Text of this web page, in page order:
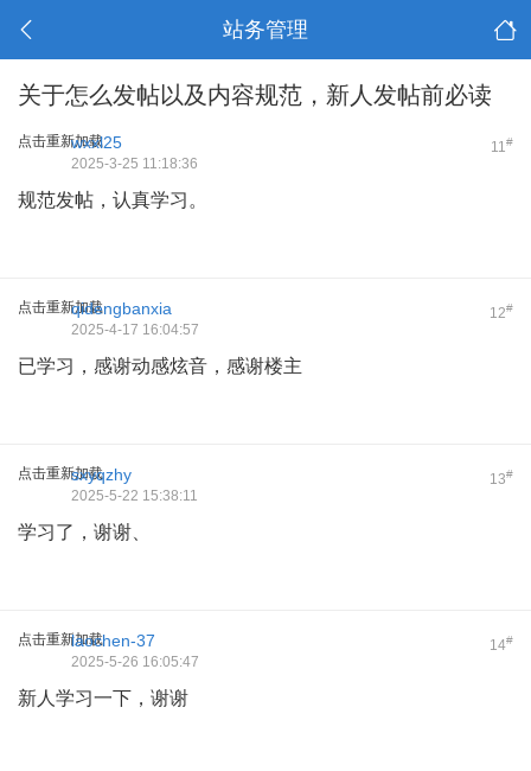
站务管理
关于怎么发帖以及内容规范，新人发帖前必读
点击重新加载 11#
wxxl25
2025-3-25 11:18:36
规范发帖，认真学习。
点击重新加载 12#
qidengbanxia
2025-4-17 16:04:57
已学习，感谢动感炫音，感谢楼主
点击重新加载 13#
sxyqzhy
2025-5-22 15:38:11
学习了，谢谢、
点击重新加载 14#
laochen-37
2025-5-26 16:05:47
新人学习一下，谢谢